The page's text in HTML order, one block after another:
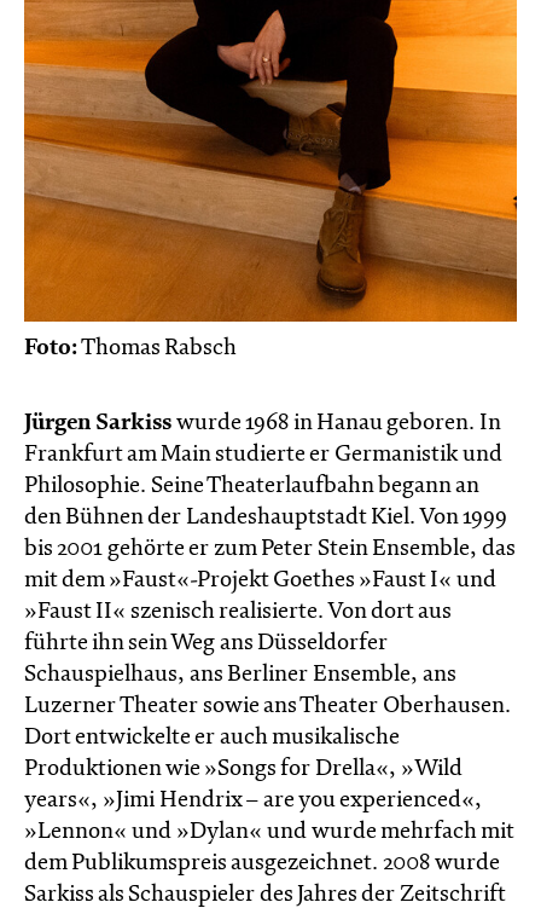
Foto:Thomas Rabsch
Jürgen Sarkiss wurde 1968 in Hanau geboren. In
Frankfurt am Main studierte er Germanistik und
Philosophie. Seine Theaterlaufbahn begann an
den Bühnen der Landeshauptstadt Kiel. Von 1999
bis 2001 gehörte er zum Peter Stein Ensemble, das
mit dem »Faust«-Projekt Goethes »Faust I« und
»Faust II« szenisch realisierte. Von dort aus
führte ihn sein Weg ans Düsseldorfer
Schauspielhaus, ans Berliner Ensemble, ans
Luzerner Theater sowie ans Theater Oberhausen.
Dort entwickelte er auch musikalische
Produktionen wie »Songs for Drella«, »Wild
years«, »Jimi Hendrix – are you experienced«,
»Lennon« und »Dylan« und wurde mehrfach mit
dem Publikumspreis ausgezeichnet. 2008 wurde
Sarkiss als Schauspieler des Jahres der Zeitschrift